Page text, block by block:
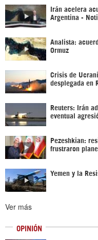
Irán acelera
Argentina -
Analista:
Ormuz
Crisis de
desplegada en
Reuters: Irán
eventual
Pezeshkian:
frustraron
Yemen y la
Ver más
OPINIÓN